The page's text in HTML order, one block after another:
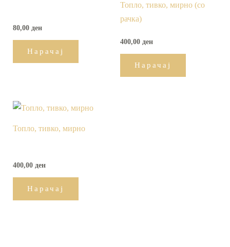
80,00 ден
Нарачај
Топло, тивко, мирно (со
рачка)
400,00 ден
Нарачај
Топло, тивко, мирно
400,00 ден
Нарачај